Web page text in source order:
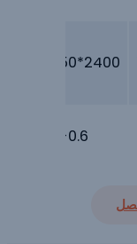
2400*1950*1600
0.5-0.6